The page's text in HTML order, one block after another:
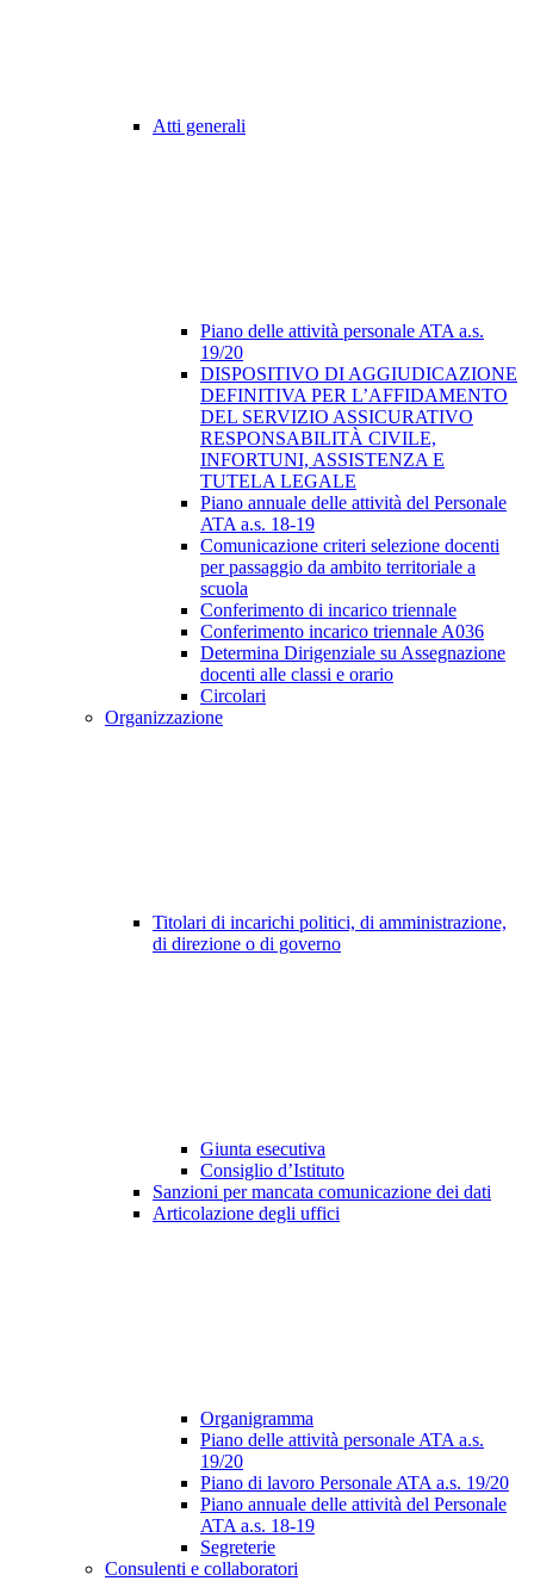
Atti generali
Piano delle attività personale ATA a.s.
19/20
DISPOSITIVO DI AGGIUDICAZIONE
DEFINITIVA PER L’AFFIDAMENTO
DEL SERVIZIO ASSICURATIVO
RESPONSABILITÀ CIVILE,
INFORTUNI, ASSISTENZA E
TUTELA LEGALE
Piano annuale delle attività del Personale
ATA a.s. 18-19
Comunicazione criteri selezione docenti
per passaggio da ambito territoriale a
scuola
Conferimento di incarico triennale
Conferimento incarico triennale A036
Determina Dirigenziale su Assegnazione
docenti alle classi e orario
Circolari
Organizzazione
Titolari di incarichi politici, di amministrazione,
di direzione o di governo
Giunta esecutiva
Consiglio d’Istituto
Sanzioni per mancata comunicazione dei dati
Articolazione degli uffici
Organigramma
Piano delle attività personale ATA a.s.
19/20
Piano di lavoro Personale ATA a.s. 19/20
Piano annuale delle attività del Personale
ATA a.s. 18-19
Segreterie
Consulenti e collaboratori